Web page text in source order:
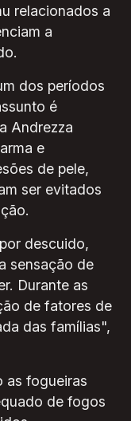
relacionados a
a
dos períodos
é
Andrezza
e
de pele,
ser evitados
descuido,
sensação de
Durante as
de fatores de
das famílias",
as fogueiras
de fogos